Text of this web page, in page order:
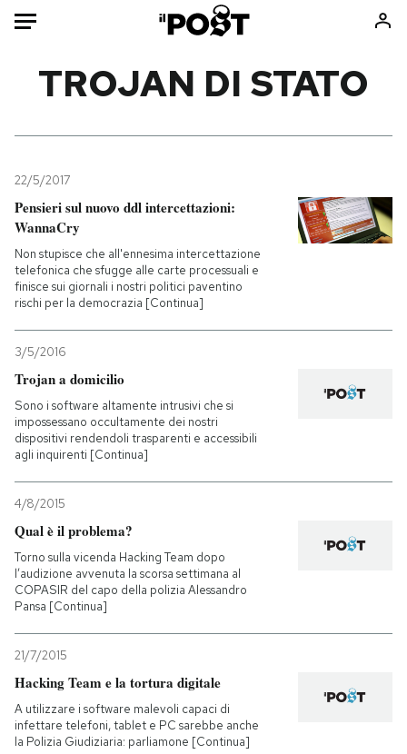
Mondo
Politica
Tecnologia
Internet
Scienza
Cultura
Economia
Consumismi
Ok Boomer!
Media
Altrecose
PODCAST
NEWSLETTER
I MIEI PREFERITI
CALENDARIO
AREA PERSONALE
TROJAN DI STATO
22/5/2017
Pensieri sul nuovo ddl intercettazioni:
WannaCry
Non stupisce che all'ennesima intercettazione
telefonica che sfugge alle carte processuali e
finisce sui giornali i nostri politici paventino
rischi per la democrazia [Continua]
3/5/2016
Trojan a domicilio
Sono i software altamente intrusivi che si
impossessano occultamente dei nostri
dispositivi rendendoli trasparenti e accessibili
agli inquirenti [Continua]
4/8/2015
Qual è il problema?
Torno sulla vicenda Hacking Team dopo
l’audizione avvenuta la scorsa settimana al
COPASIR del capo della polizia Alessandro
Pansa [Continua]
21/7/2015
Hacking Team e la tortura digitale
A utilizzare i software malevoli capaci di
infettare telefoni, tablet e PC sarebbe anche
la Polizia Giudiziaria: parliamone [Continua]